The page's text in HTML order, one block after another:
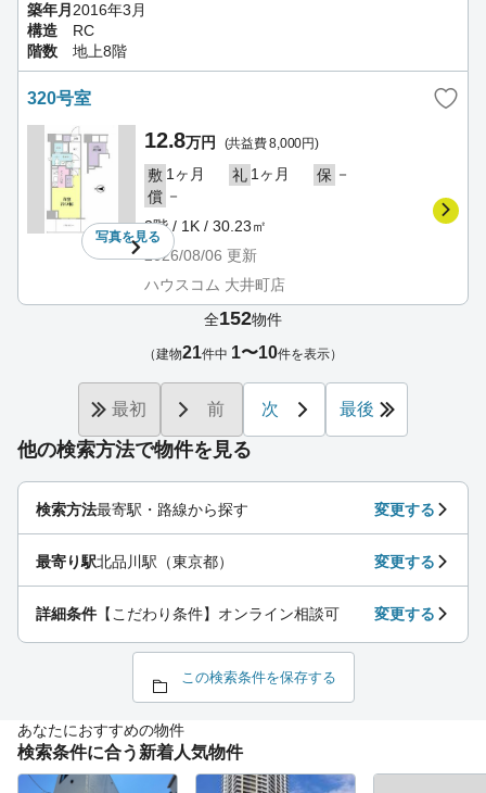
築年月 2016年3月
構造
RC
階数
地上8階
320号室
写真を見る
12.8万円 (共益費 8,000円)
敷 1ヶ月 礼 1ヶ月 保 －
償 －
3階 / 1K / 30.23㎡
2026/08/06 更新
ハウスコム 大井町店
他の検索方法で物件を見る
検索方法最寄駅・路線から探す 変更する
最寄り駅北品川駅（東京都） 変更する
詳細条件 【こだわり条件】オンライン相談可 変更する
この検索条件を保存する
全152物件
（建物21件中 1〜10件を表示）
最初 前 次 最後
あなたにおすすめの物件
検索条件に合う新着人気物件